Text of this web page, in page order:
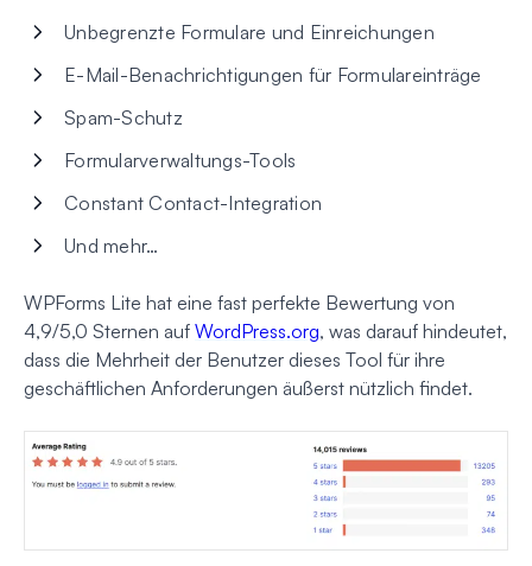
Unbegrenzte Formulare und Einreichungen
E-Mail-Benachrichtigungen für Formulareinträge
Spam-Schutz
Formularverwaltungs-Tools
Constant Contact-Integration
Und mehr…
WPForms Lite hat eine fast perfekte Bewertung von
4,9/5,0 Sternen auf WordPress.org, was darauf hindeutet,
dass die Mehrheit der Benutzer dieses Tool für ihre
geschäftlichen Anforderungen äußerst nützlich findet.